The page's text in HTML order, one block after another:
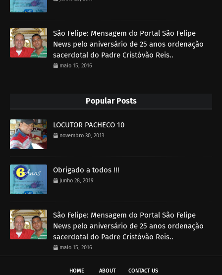
São Felipe: Mensagem do Portal São Felipe
News pelo aniversário de 25 anos ordenação
sacerdotal do Padre Cristóvão Reis..
maio 15, 2016
Popular Posts
LOCUTOR PACHECO 10
novembro 30, 2013
Obrigado a todos !!!
junho 28, 2019
São Felipe: Mensagem do Portal São Felipe
News pelo aniversário de 25 anos ordenação
sacerdotal do Padre Cristóvão Reis..
maio 15, 2016
HOME ABOUT CONTACT US